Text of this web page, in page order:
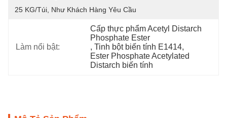
25 KG/túi, Như Khách Hàng Yêu Cầu
Làm nổi bật:
Cấp thực phẩm Acetyl Distarch
Phosphate Ester
, Tinh bột biến tính E1414,
Ester Phosphate Acetylated
Distarch biến tính